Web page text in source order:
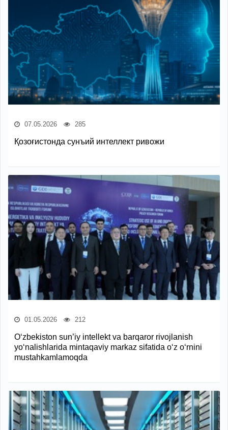
07.05.2026 285
Қозоғистонда сунъий интеллект ривожи
01.05.2026 212
O‘zbekiston sun’iy intellekt va barqaror rivojlanish
yo‘nalishlarida mintaqaviy markaz sifatida o‘z o‘rnini
mustahkamlamoqda